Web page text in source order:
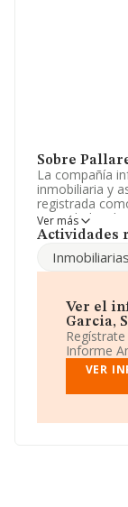
Sobre
La compañía
inmobiliaria y
registrada
'Actividades de
auditoría y
De acuerdo
compañía
Respecto al
2024,
bajado un
empleados
la información
sector.
Ver más
Actividades
Inmobiliarias
Ver el
Garcia,
Informe
VER